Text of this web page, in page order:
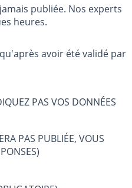
publiée. Nos experts
heures.
avoir été validé par
PAS VOS DONNÉES
PAS PUBLIÉE, VOUS